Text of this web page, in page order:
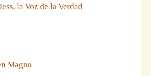
la Voz de la Verdad
Magno